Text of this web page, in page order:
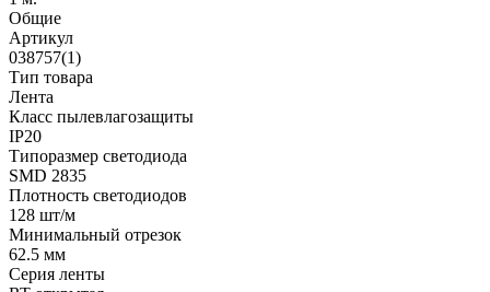
Общие
Артикул
038757(1)
Тип товара
Лента
Класс пылевлагозащиты
IP20
Типоразмер светодиода
SMD 2835
Плотность светодиодов
128 шт/м
Минимальный отрезок
62.5 мм
Серия ленты